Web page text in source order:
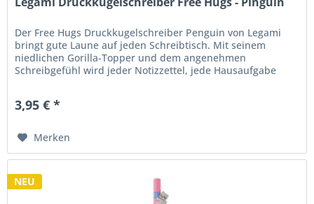
Der Free Hugs Druckkugelschreiber Penguin von Legami
bringt gute Laune auf jeden Schreibtisch. Mit seinem
niedlichen Gorilla-Topper und dem angenehmen
Schreibgefühl wird jeder Notizzettel, jede Hausaufgabe
3,95 € *
Merken
NEU